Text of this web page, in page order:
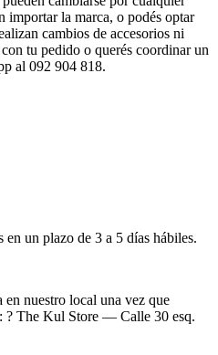
importar la marca, o podés optar
cambios de accesorios ni
tu pedido o querés coordinar un
al 092 904 818.
un plazo de 3 a 5 días hábiles.
nuestro local una vez que
? The Kul Store — Calle 30 esq.